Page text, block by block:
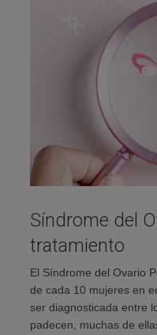
Síndrome del
tratamiento
El Síndrome del Ovario
de cada 10 mujeres en
ser diagnosticada entre
padecen, muchas de